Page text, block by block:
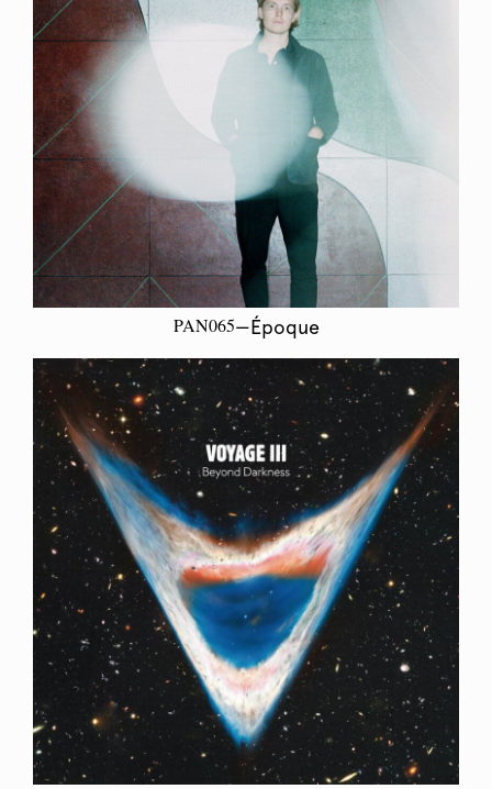
PAN065—Époque